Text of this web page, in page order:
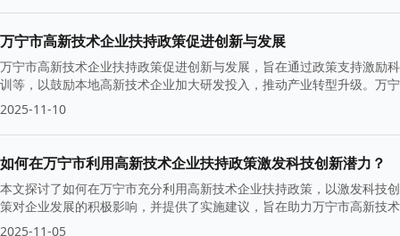
万宁市高新技术企业扶持政策促进创新与发展
万宁市高新技术企业扶持政策促进创新与发展，旨在通过政策支持激励
训等，以鼓励本地高新技术企业加大研发投入，推动产业转型升级。万
发展。
2025-11-10
如何在万宁市利用高新技术企业扶持政策激发科技创新潜力？
本文探讨了如何在万宁市充分利用高新技术企业扶持政策，以激发科技
策对企业发展的积极影响，并提供了实施建议，旨在助力万宁市高新技
2025-11-05